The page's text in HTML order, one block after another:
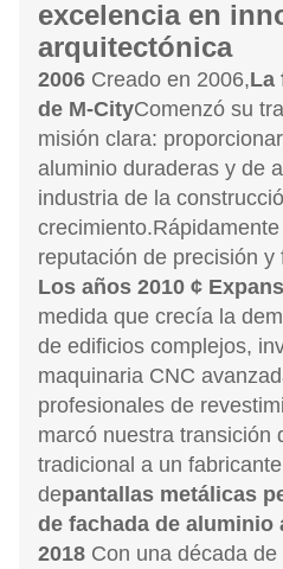
excelencia en
arquitectónica
2006 Creado en 2006,La
de M-CityComenzó su
misión clara:
aluminio duraderas y de
industria de la
reputación de precisión y
Los años 2010 ¢
medida que crecía la
de edificios complejos,
maquinaria CNC
profesionales de
marcó nuestra transición
tradicional a un
depantallas metálicas
de fachada de aluminio
2018 Con una década